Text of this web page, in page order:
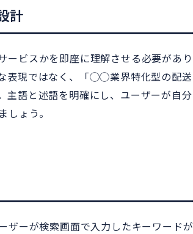
計
ービスかを即座に理解させる必要があり
表現ではなく、「◯◯業界特化型の配送
主語と述語を明確にし、ユーザーが自分
ょう。
ザーが検索画面で入力したキーワードが